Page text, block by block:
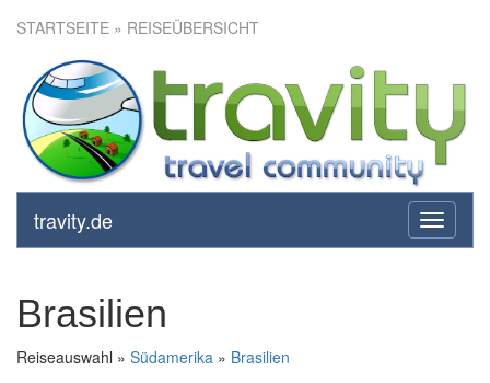
STARTSEITE » REISEÜBERSICHT
toggle
travity.de
Brasilien
Reiseauswahl » Südamerika » Brasilien